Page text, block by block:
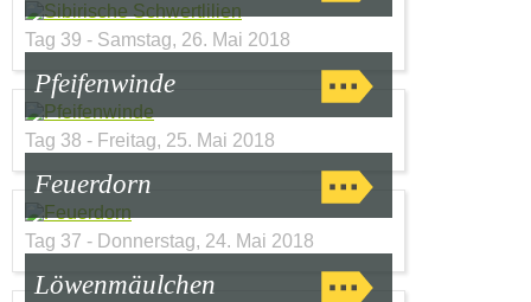
Tag 39 - Samstag, 26. Mai 2018
Pfeifenwinde
Tag 38 - Freitag, 25. Mai 2018
Feuerdorn
Tag 37 - Donnerstag, 24. Mai 2018
Löwenmäulchen